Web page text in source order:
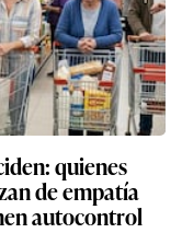
quienes
de empatía
autocontrol